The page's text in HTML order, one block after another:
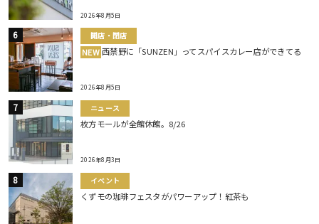
2026年8月5日
開店・閉店
NEW 西禁野に「SUNZEN」ってスパイスカレー店ができてる
2026年8月5日
ニュース
枚方モールが全館休館。8/26
2026年8月3日
イベント
くずモの珈琲フェスタがパワーアップ！紅茶も